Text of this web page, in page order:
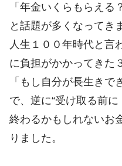
「年金いくらもらえる
と話題が多くなってき
人生１００年時代と言
に負担がかかってきた
「もし自分が長生き
で、逆に“受け取る前に
終わるかもしれないお
りました。